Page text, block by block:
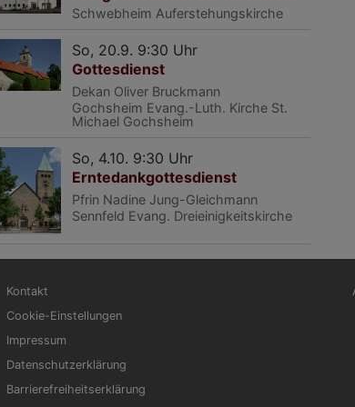
Schwebheim Auferstehungskirche
So, 20.9. 9:30 Uhr
Gottesdienst
Dekan Oliver Bruckmann
Gochsheim Evang.-Luth. Kirche St.
Michael Gochsheim
So, 4.10. 9:30 Uhr
Erntedankgottesdienst
Pfrin Nadine Jung-Gleichmann
Sennfeld Evang. Dreieinigkeitskirche
Fußbereichsmenü
Kontakt
Cookie-Einstellungen
Impressum
Datenschutzerklärung
Barrierefreiheitserklärung